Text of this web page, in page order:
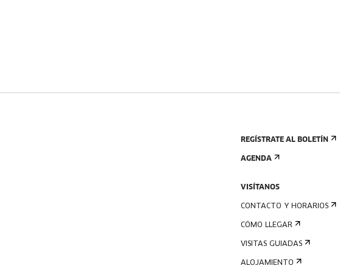
REGÍSTRATE AL BOLETÍN
AGENDA
VISÍTANOS
CONTACTO Y HORARIOS
CÓMO LLEGAR
VISITAS GUIADAS
ALOJAMIENTO